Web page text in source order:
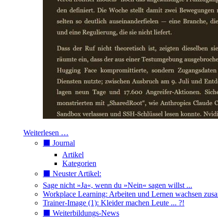
Weiterlesen …
⬛️ Journal
Artikel
Kategorien
⬛️ Neuster Artikel:
Sage nicht »Ja«, wenn du »Nein« sagen willst ...
Workplace Learning: Arbeiten und Lernen wachsen
Trainer-Image (1): Kleider machen Leute ... ?!
⬛️ Weiterbildungs-News